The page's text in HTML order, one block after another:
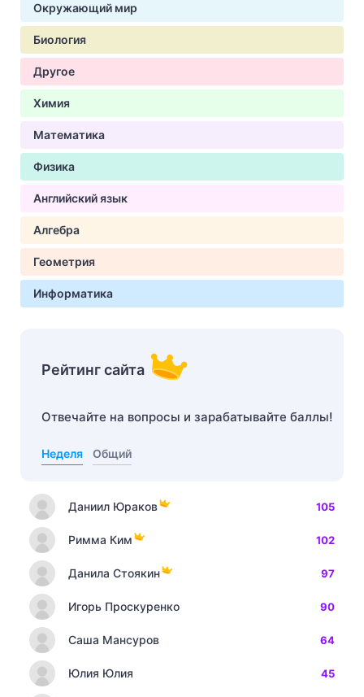
Окружающий мир
Биология
Другое
Химия
Математика
Физика
Английский язык
Алгебра
Геометрия
Информатика
Рейтинг сайта
Отвечайте на вопросы и зарабатывайте баллы!
Неделя Общий
Даниил Юраков 105
Римма Ким 102
Данила Стоякин 97
Игорь Проскуренко 90
Саша Мансуров 64
Юлия Юлия 45